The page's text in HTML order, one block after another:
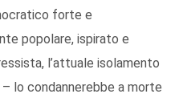
forte e
popolare, ispirato e
l’attuale isolamento
lo condannerebbe a morte